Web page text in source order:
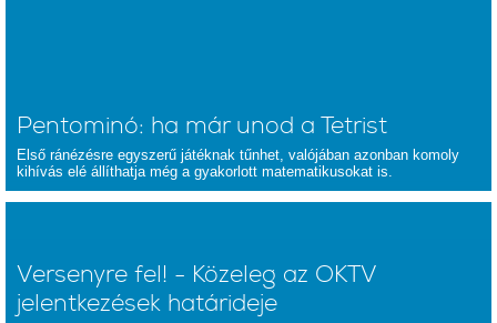
Pentominó: ha már unod a Tetrist
Első ránézésre egyszerű játéknak tűnhet, valójában azonban komoly
kihívás elé állíthatja még a gyakorlott matematikusokat is.
Versenyre fel! - Közeleg az OKTV
jelentkezések határideje